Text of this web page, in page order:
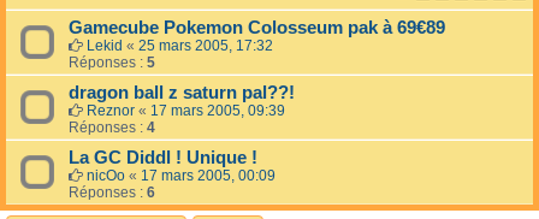
Gamecube Pokemon Colosseum pak à 69€89
Lekid « 25 mars 2005, 17:32
Réponses : 5
dragon ball z saturn pal??!
Reznor « 17 mars 2005, 09:39
Réponses : 4
La GC Diddl ! Unique !
nicOo « 17 mars 2005, 00:09
Réponses : 6